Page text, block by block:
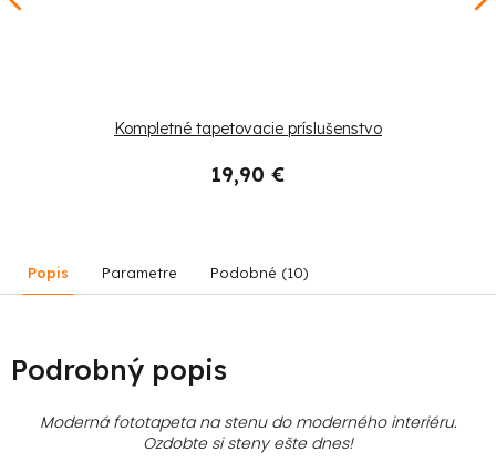
Kompletné tapetovacie príslušenstvo
19,90 €
Popis Parametre Podobné (10)
Podrobný popis
Moderná fototapeta na stenu do moderného interiéru.
Ozdobte si steny ešte dnes!